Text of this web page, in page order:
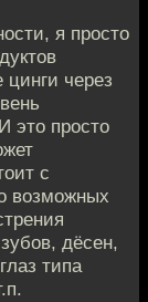
я просто
через
это просто
с
возможных
дёсен,
типа